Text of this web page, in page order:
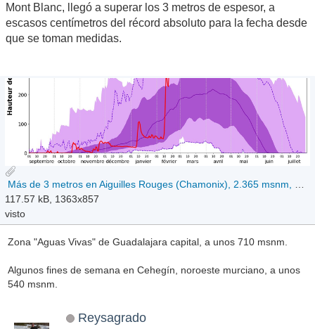
Mont Blanc, llegó a superar los 3 metros de espesor, a
escasos centímetros del récord absoluto para la fecha desde
que se toman medidas.
Más de 3 metros en Aiguilles Rouges (Chamonix), 2.365 msnm, 21-02.jpg
117.57 kB, 1363x857
visto
Zona "Aguas Vivas" de Guadalajara capital, a unos 710 msnm.
Algunos fines de semana en Cehegín, noroeste murciano, a unos
540 msnm.
Reysagrado